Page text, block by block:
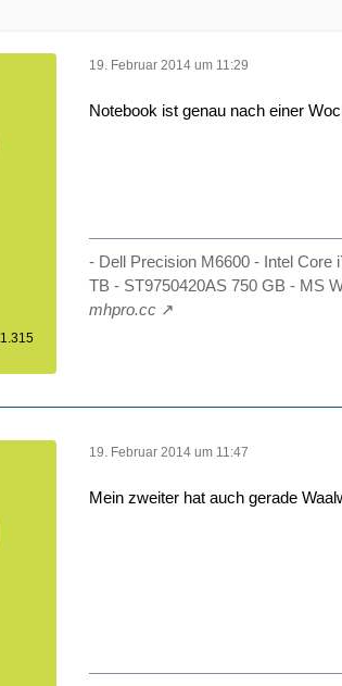
1.315
19. Februar 2014 um 11:29
Notebook ist genau nach einer
- Dell Precision M6600 - Intel Core
TB - ST9750420AS 750 GB - MS
mhpro.cc
19. Februar 2014 um 11:47
Mein zweiter hat auch gerade